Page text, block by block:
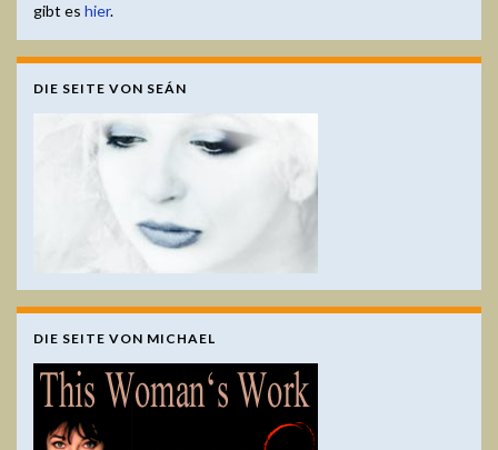
gibt es hier.
DIE SEITE VON SEÁN
DIE SEITE VON MICHAEL